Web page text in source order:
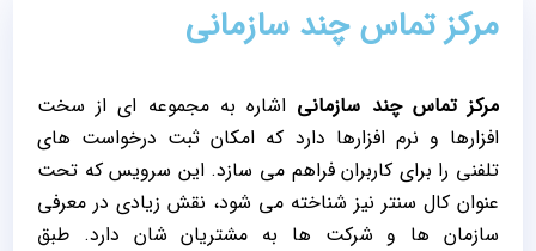
مرکز تماس چند سازمانی
مرکز تماس چند سازمانی اشاره به مجموعه ای از سخت
افزارها و نرم افزارها دارد که امکان ثبت درخواست های
تلفنی را برای کاربران فراهم می سازد. این سرویس که تحت
عنوان کال سنتر نیز شناخته می شود، نقش زیادی در معرفی
سازمان ها و شرکت ها به مشتریان شان دارد. طبق